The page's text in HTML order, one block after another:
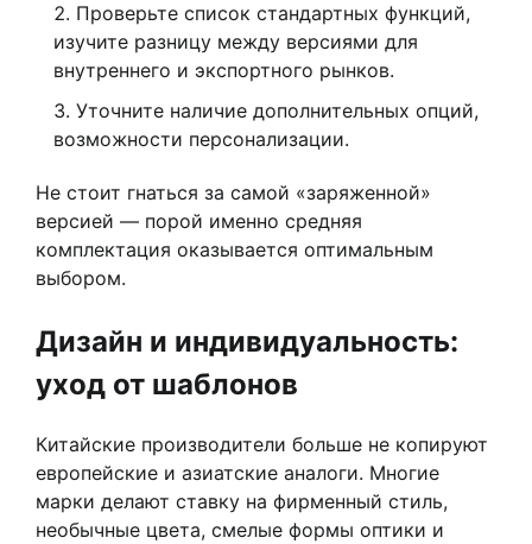
Проверьте список стандартных функций,
изучите разницу между версиями для
внутреннего и экспортного рынков.
Уточните наличие дополнительных опций,
возможности персонализации.
Не стоит гнаться за самой «заряженной»
версией — порой именно средняя
комплектация оказывается оптимальным
выбором.
Дизайн и индивидуальность:
уход от шаблонов
Китайские производители больше не копируют
европейские и азиатские аналоги. Многие
марки делают ставку на фирменный стиль,
необычные цвета, смелые формы оптики и